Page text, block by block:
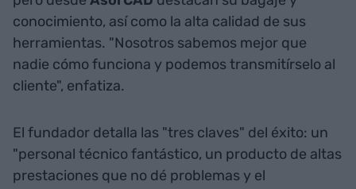
conocimiento, así como la alta calidad de sus
herramientas. "Nosotros sabemos mejor que
nadie cómo funciona y podemos transmitírselo al
cliente", enfatiza.
El fundador detalla las "tres claves" del éxito: un
"personal técnico fantástico, un producto de altas
prestaciones que no dé problemas y el